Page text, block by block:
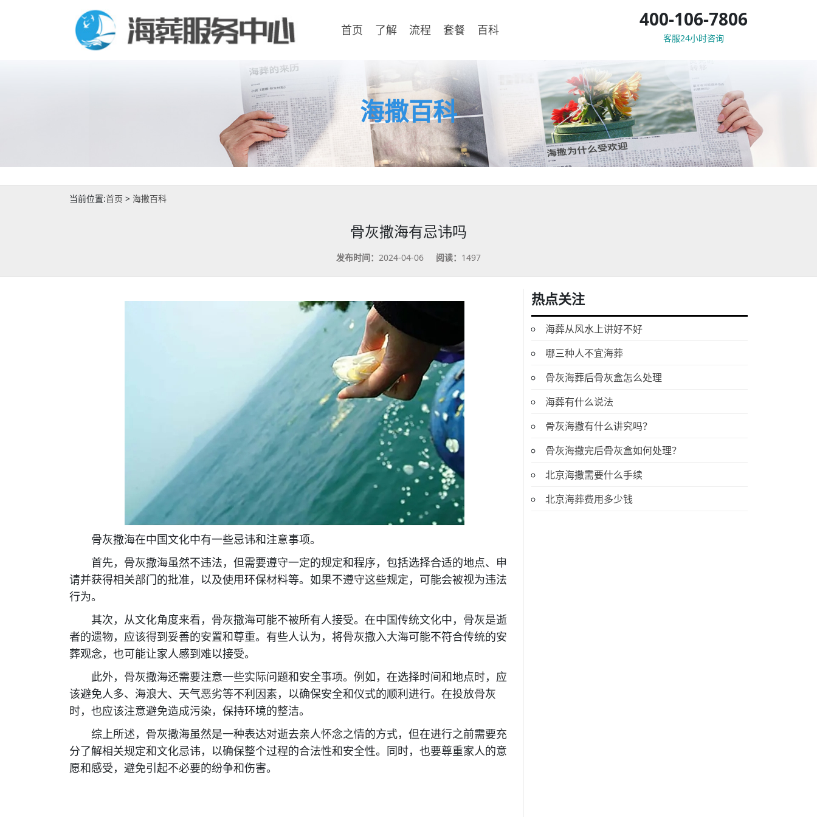
首页 了解 流程 套餐 百科 400-106-7806
客服24小时咨询
海撒百科
当前位置:首页 > 海撒百科
骨灰撒海有忌讳吗
发布时间： 2024-04-06 阅读： 1497
骨灰撒海在中国文化中有一些忌讳和注意事项。
首先，骨灰撒海虽然不违法，但需要遵守一定的规定和程序，包括选择合适的地点、申
请并获得相关部门的批准，以及使用环保材料等。如果不遵守这些规定，可能会被视为违法
行为。
其次，从文化角度来看，骨灰撒海可能不被所有人接受。在中国传统文化中，骨灰是逝
者的遗物，应该得到妥善的安置和尊重。有些人认为，将骨灰撒入大海可能不符合传统的安
葬观念，也可能让家人感到难以接受。
此外，骨灰撒海还需要注意一些实际问题和安全事项。例如，在选择时间和地点时，应
该避免人多、海浪大、天气恶劣等不利因素，以确保安全和仪式的顺利进行。在投放骨灰
时，也应该注意避免造成污染，保持环境的整洁。
综上所述，骨灰撒海虽然是一种表达对逝去亲人怀念之情的方式，但在进行之前需要充
分了解相关规定和文化忌讳，以确保整个过程的合法性和安全性。同时，也要尊重家人的意
愿和感受，避免引起不必要的纷争和伤害。
热点关注
海葬从风水上讲好不好
哪三种人不宜海葬
骨灰海葬后骨灰盒怎么处理
海葬有什么说法
骨灰海撒有什么讲究吗？
骨灰海撒完后骨灰盒如何处理？
北京海撒需要什么手续
北京海葬费用多少钱